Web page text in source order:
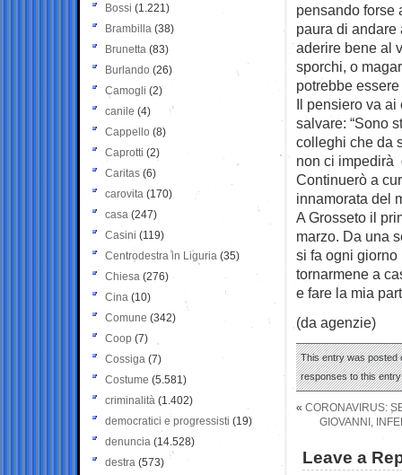
pensando forse
paura di andare
aderire bene al
sporchi, o
potrebbe essere
Il pensiero va
salvare: “Sono
colleghi che da
non ci impedirà
Continuerò a
innamorata del
A Grosseto il
marzo. Da una
si fa ogni giorno
tornarmene a
e fare la mia
(da agenzie)
This entry was posted
responses to this
« CORONAVIRUS:
GIOVANNI,
Leave a
Bossi (1.221)
Brambilla (38)
Brunetta (83)
Burlando (26)
Camogli (2)
canile (4)
Cappello (8)
Caprotti (2)
Caritas (6)
carovita (170)
casa (247)
Casini (119)
Centrodestra in Liguria (35)
Chiesa (276)
Cina (10)
Comune (342)
Coop (7)
Cossiga (7)
Costume (5.581)
criminalità (1.402)
democratici e progressisti (19)
denuncia (14.528)
destra (573)